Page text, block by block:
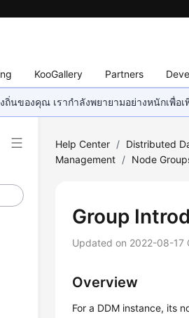
KooGallery Partners
นของคุณ เรากำลังพยายามอย่างหนักเพื่
Help Center / Distributed
Management / Node
Group
Updated on 2022-08-17
Overview
For a DDM instance, its